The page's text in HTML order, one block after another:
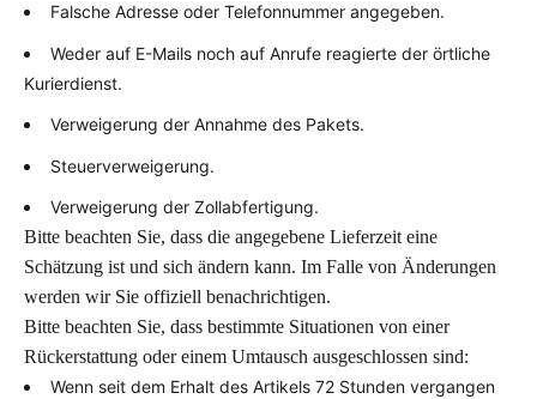
Falsche Adresse oder Telefonnummer angegeben.
Weder auf E-Mails noch auf Anrufe reagierte der örtliche
Kurierdienst.
Verweigerung der Annahme des Pakets.
Steuerverweigerung.
Verweigerung der Zollabfertigung.
Bitte beachten Sie, dass die angegebene Lieferzeit eine
Schätzung ist und sich ändern kann. Im Falle von Änderungen
werden wir Sie offiziell benachrichtigen.
Bitte beachten Sie, dass bestimmte Situationen von einer
Rückerstattung oder einem Umtausch ausgeschlossen sind:
Wenn seit dem Erhalt des Artikels 72 Stunden vergangen